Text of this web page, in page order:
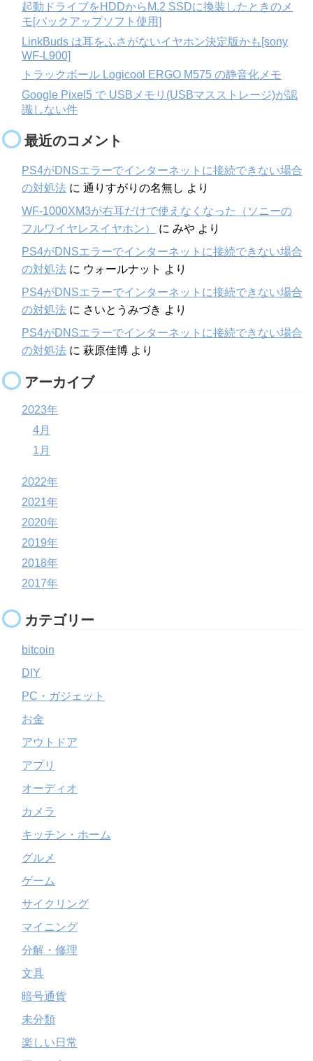
起動ドライブをHDDからM.2 SSDに換装したときのメ
モ[バックアップソフト使用]
LinkBuds は耳をふさがないイヤホン決定版かも[sony
WF-L900]
トラックボール Logicool ERGO M575 の静音化メモ
Google Pixel5 で USBメモリ(USBマスストレージ)が認
識しない件
最近のコメント
PS4がDNSエラーでインターネットに接続できない場合
の対処法 に 通りすがりの名無し より
WF-1000XM3が右耳だけで使えなくなった（ソニーの
フルワイヤレスイヤホン）
に みや より
PS4がDNSエラーでインターネットに接続できない場合
の対処法 に ウォールナット より
PS4がDNSエラーでインターネットに接続できない場合
の対処法 に さいとうみづき より
PS4がDNSエラーでインターネットに接続できない場合
の対処法 に 萩原佳博 より
アーカイブ
2023年
4月
1月
2022年
2021年
2020年
2019年
2018年
2017年
カテゴリー
bitcoin
DIY
PC・ガジェット
お金
アウトドア
アプリ
オーディオ
カメラ
キッチン・ホーム
グルメ
ゲーム
サイクリング
マイニング
分解・修理
文具
暗号通貨
未分類
楽しい日常